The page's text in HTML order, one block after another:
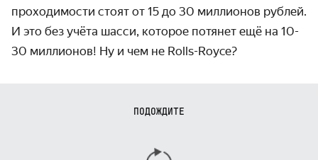
проходимости стоят от 15 до 30 миллионов рублей.
И это без учёта шасси, которое потянет ещё на 10-
30 миллионов! Ну и чем не Rolls-Royce?
ПОДОЖДИТЕ